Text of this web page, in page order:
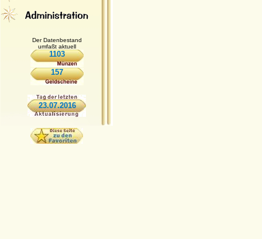
Der Datenbestand
umfaßt aktuell
1103
157
23.07.2016